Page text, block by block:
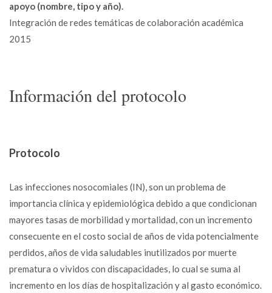
apoyo (nombre, tipo y año).
Integración de redes temáticas de colaboración académica
2015
Información del protocolo
Protocolo
Las infecciones nosocomiales (IN), son un problema de
importancia clínica y epidemiológica debido a que condicionan
mayores tasas de morbilidad y mortalidad, con un incremento
consecuente en el costo social de años de vida potencialmente
perdidos, años de vida saludables inutilizados por muerte
prematura o vividos con discapacidades, lo cual se suma al
incremento en los días de hospitalización y al gasto económico.